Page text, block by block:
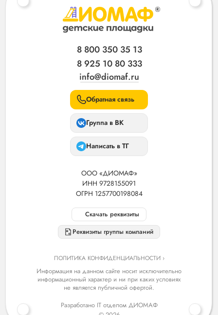
ООО «ДИОМАФ»
ИНН 9728155091
ОГРН 1257700198084
Скачать реквизиты
Реквизиты группы компаний
8 800 350 35 13
8 925 10 80 333
info@diomaf.ru
Обратная связь
Группа в ВК
Написать в ТГ
Разработано IT отделом ДИОМАФ
ПОЛИТИКА КОНФИДЕНЦИАЛЬНОСТИ ›
Информация на данном сайте носит исключительно
информационный характер и ни при каких условиях
не является публичной офертой.